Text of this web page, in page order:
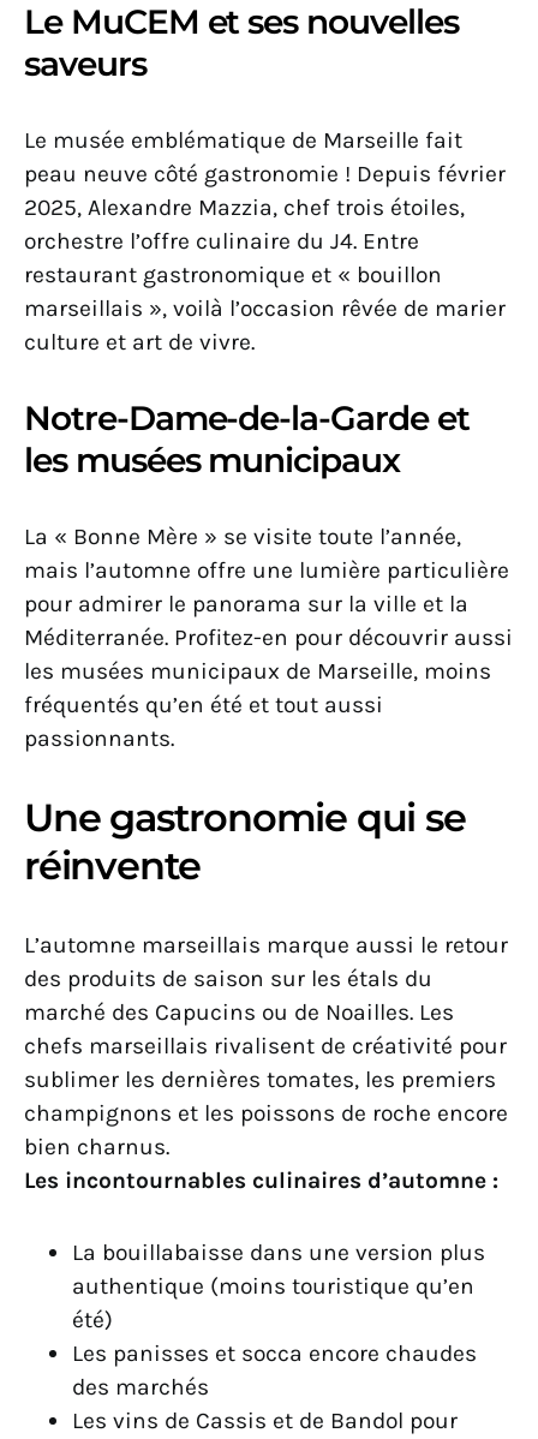
Le MuCEM et ses nouvelles
saveurs
Le musée emblématique de Marseille fait
peau neuve côté gastronomie ! Depuis février
2025, Alexandre Mazzia, chef trois étoiles,
orchestre l’offre culinaire du J4. Entre
restaurant gastronomique et « bouillon
marseillais », voilà l’occasion rêvée de marier
culture et art de vivre.
Notre-Dame-de-la-Garde et
les musées municipaux
La « Bonne Mère » se visite toute l’année,
mais l’automne offre une lumière particulière
pour admirer le panorama sur la ville et la
Méditerranée. Profitez-en pour découvrir aussi
les musées municipaux de Marseille, moins
fréquentés qu’en été et tout aussi
passionnants.
Une gastronomie qui se
réinvente
L’automne marseillais marque aussi le retour
des produits de saison sur les étals du
marché des Capucins ou de Noailles. Les
chefs marseillais rivalisent de créativité pour
sublimer les dernières tomates, les premiers
champignons et les poissons de roche encore
bien charnus.
Les incontournables culinaires d’automne :
La bouillabaisse dans une version plus
authentique (moins touristique qu’en
été)
Les panisses et socca encore chaudes
des marchés
Les vins de Cassis et de Bandol pour